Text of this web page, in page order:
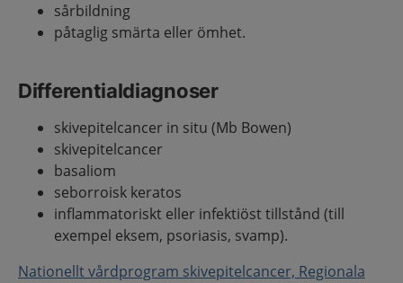
sårbildning
påtaglig smärta eller ömhet.
Differentialdiagnoser
skivepitelcancer in situ (Mb Bowen)
skivepitelcancer
basaliom
seborroisk keratos
inflammatoriskt eller infektiöst tillstånd (till
exempel eksem, psoriasis, svamp).
Nationellt vårdprogram skivepitelcancer, Regionala